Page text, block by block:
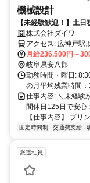
機械設計
【未経験歓迎！】土
なめ！／駅から徒歩5
株式会社ダイワ
アクセス: 広
月給236,500円～
岐阜県安八郡
勤務時間・曜日:
の月平均残業時間
仕事内容: ＼未経験
間休日125日で安心
【仕事内容】 プリ
固定時間制 交通費支給
派遣社員